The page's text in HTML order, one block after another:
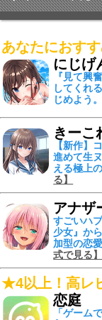
あなたにおす
にじげ
『見て興
してくれ
じめよう
きーこ
【新作】
進めて生
える極上
る】
アナザ
すごいハ
少女』か
加型の恋
式で見る】
★4以上！高レ
恋庭
「ゲーム